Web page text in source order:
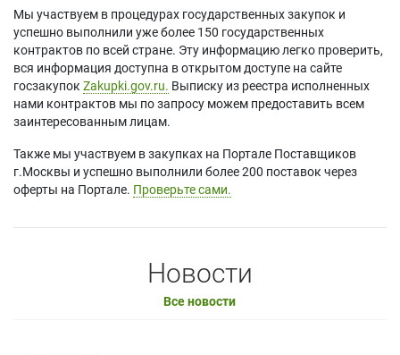
Мы участвуем в процедурах государственных закупок и
успешно выполнили уже более 150 государственных
контрактов по всей стране. Эту информацию легко проверить,
вся информация доступна в открытом доступе на сайте
госзакупок Zakupki.gov.ru. Выписку из реестра исполненных
нами контрактов мы по запросу можем предоставить всем
заинтересованным лицам.
Также мы участвуем в закупках на Портале Поставщиков
г.Москвы и успешно выполнили более 200 поставок через
оферты на Портале. Проверьте сами.
Новости
Все новости